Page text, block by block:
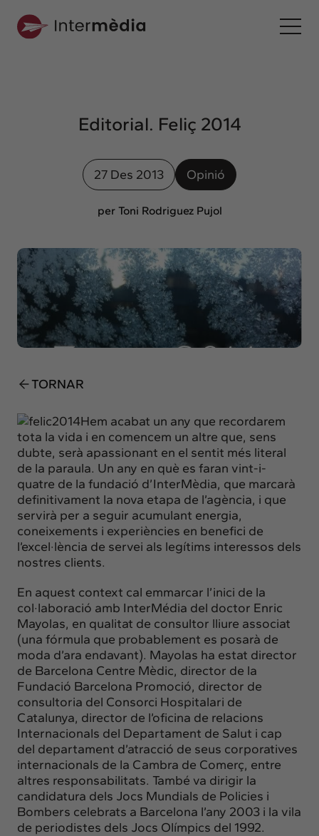
Els nostres serveis
Interacció
Confidencial
Interrelació
Clients
Insights
Actualitat
Contacte
info@intermedia.cat +34 934 157 662
Editorial. Feliç 2014
27 Des 2013 Opinió
per Toni Rodriguez Pujol
TORNAR
Hem acabat un any que recordarem
tota la vida i en comencem un altre que, sens
dubte, serà apassionant en el sentit més literal
de la paraula. Un any en què es faran vint-i-
quatre de la fundació d’InterMèdia, que marcarà
definitivament la nova etapa de l’agència, i que
servirà per a seguir acumulant energia,
coneixements i experiències en benefici de
l’excel·lència de servei als legítims interessos dels
nostres clients.
En aquest context cal emmarcar l’inici de la
col·laboració amb InterMédia del doctor Enric
Mayolas, en qualitat de consultor lliure associat
(una fórmula que probablement es posarà de
moda d’ara endavant). Mayolas ha estat director
de Barcelona Centre Mèdic, director de la
Fundació Barcelona Promoció, director de
consultoria del Consorci Hospitalari de
Catalunya, director de l’oficina de relacions
Internacionals del Departament de Salut i cap
del departament d’atracció de seus corporatives
internacionals de la Cambra de Comerç, entre
altres responsabilitats. També va dirigir la
candidatura dels Jocs Mundials de Policies i
Bombers celebrats a Barcelona l’any 2003 i la vila
de periodistes dels Jocs Olímpics del 1992.